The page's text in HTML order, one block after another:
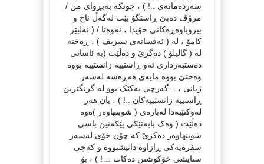
سەردەمانەی ..! ) ، چونکە بەبڕوای من /
مرۆڤ دەبێ ڕاستگۆ بێت لەگەڵ ناخ و
بیروباوەڕەکانی خۆیدا ، ئەوەتا / ( ئەلبێر
کامۆ ، لە ( ئەفسانەی سیزیف ) ، ڕەخنە
لە ( گالیلۆ ) دەگرێ و دەڵێت (بە ئاسانی
دەستبەرداری ئەو ڕاستییە زانستییە بووە
وەختێ بووە مایەی هەڕەشە لەسەر
ژیانی ، .. گەرچی یەکێک بوو لە گرنگترین
ڕاستییە زانستییەکان ..! ) ، یان هەر
لەوکتێبەدا لەبارەی ( شوبنهاوەر )ەوە
دەڵێت ( وەک بابەتێکی پێکەنین باسی
شوبنهاوەر دەکرێ کە چۆن خۆی لەسەر
سفرەیەکی ڕازاوە دانیشتووە و کەچی
ستایشی خۆکوشتن دەکات …! ) ، بۆ